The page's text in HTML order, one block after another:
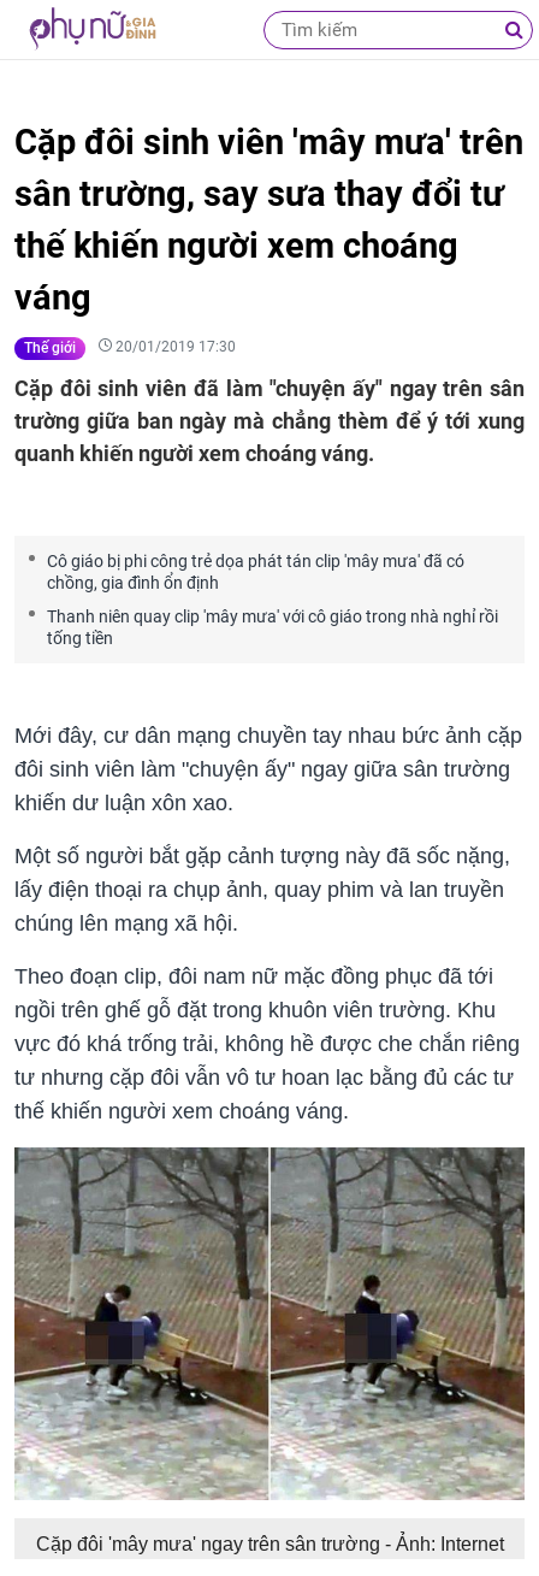
Cặp đôi sinh viên 'mây mưa' trên
sân trường, say sưa thay đổi tư
thế khiến người xem choáng
váng
Thế giới 20/01/2019 17:30
Cặp đôi sinh viên đã làm "chuyện ấy" ngay trên sân
trường giữa ban ngày mà chẳng thèm để ý tới xung
quanh khiến người xem choáng váng.
Cô giáo bị phi công trẻ dọa phát tán clip 'mây mưa' đã có
chồng, gia đình ổn định
Thanh niên quay clip 'mây mưa' với cô giáo trong nhà nghỉ rồi
tống tiền
Mới đây, cư dân mạng chuyền tay nhau bức ảnh cặp
đôi sinh viên làm "chuyện ấy" ngay giữa sân trường
khiến dư luận xôn xao.
Một số người bắt gặp cảnh tượng này đã sốc nặng,
lấy điện thoại ra chụp ảnh, quay phim và lan truyền
chúng lên mạng xã hội.
Theo đoạn clip, đôi nam nữ mặc đồng phục đã tới
ngồi trên ghế gỗ đặt trong khuôn viên trường. Khu
vực đó khá trống trải, không hề được che chắn riêng
tư nhưng cặp đôi vẫn vô tư hoan lạc bằng đủ các tư
thế khiến người xem choáng váng.
Cặp đôi 'mây mưa' ngay trên sân trường - Ảnh: Internet